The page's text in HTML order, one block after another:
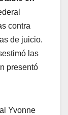
contra
de juicio.
las
presentó
Yvonne